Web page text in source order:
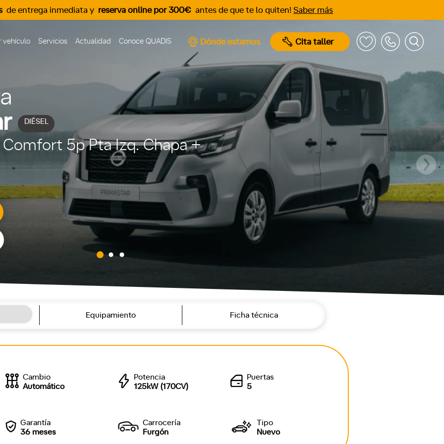
de entrega inmediata y reserva online por 300€ antes de que te lo quiten! Saber más
vehículo Servicios Actualidad Conoce QUADIS Dónde estamos Cita taller
DIÉSEL
Comfort 5p Pta Izq. Chapa +
Equipamiento Ficha técnica
Cambio
Automático
Potencia
125kW (170CV)
Puertas
5
Garantía
36 meses
Carrocería
Furgón
Tipo
Nuevo